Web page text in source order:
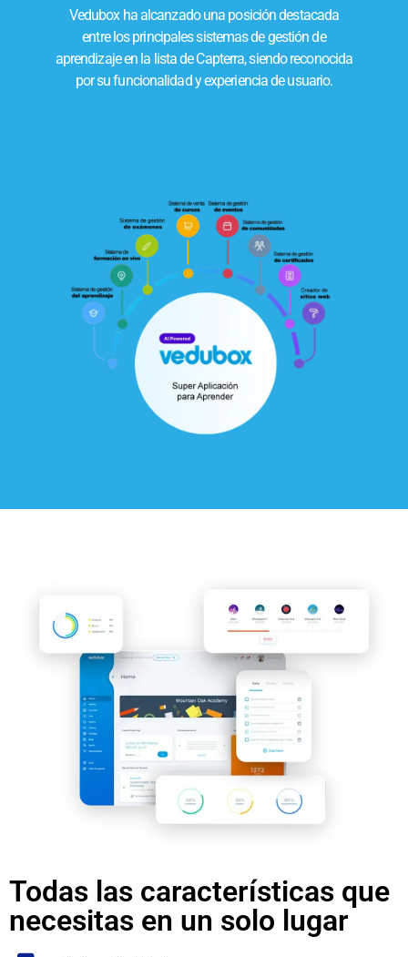
Vedubox ha alcanzado una posición destacada
entre los principales sistemas de gestión de
aprendizaje en la lista de Capterra, siendo reconocida
por su funcionalidad y experiencia de usuario.
Todas las características que
necesitas en un solo lugar